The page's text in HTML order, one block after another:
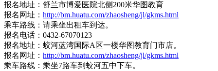
报名地址：舒兰市博爱医院北侧200米华图教育
报名网址： http://bm.huatu.com/zhaosheng/jl/gkms.html
乘车路线：请乘坐出租车到达。
报名电话：0432-67070123
报名地址：蛟河蓝湾国际A区一楼华图教育门市店。
报名网址： http://bm.huatu.com/zhaosheng/jl/gkms.html
乘车路线：乘坐7路车到蛟河五中下车。